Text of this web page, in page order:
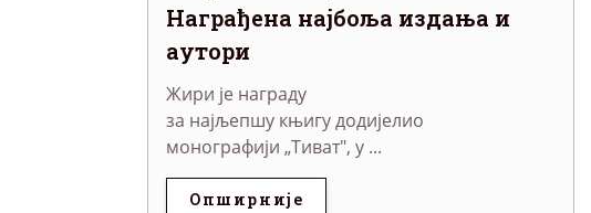
Награђена најбоља издања и
аутори
Жири је награду
за најљепшу књигу додијелио
монографији „Тиват", у ...
Опширније